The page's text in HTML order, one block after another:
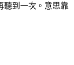
聽到一次。意思靠